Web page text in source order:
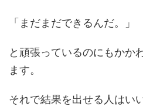
「まだまだできるんだ。」
と頑張っているのにもかか
ます。
それで結果を出せる人はい